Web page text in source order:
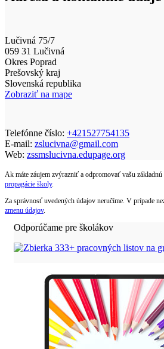
Lučivná 75/7
059 31 Lučivná
Okres Poprad
Prešovský kraj
Slovenská republika
Zobraziť na mape
Telefónne číslo: +421527754135
E-mail: zslucivna@gmail.com
Web: zssmslucivna.edupage.org
Ak máte záujem zvýrazniť a odpromovať vašu
propagácie školy.
Za správnosť uvedených údajov neručíme. V prípade
zmenu údajov.
Odporúčame pre školákov